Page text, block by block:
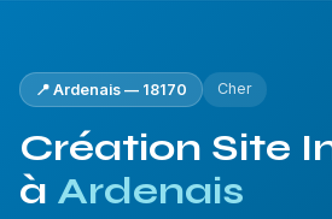
📍 Ardenais — 18170 Cher
Création Site
à Ardenais